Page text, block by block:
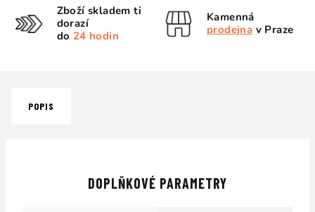
Zboží skladem ti
dorazí
do 24 hodin
Kamenná
prodejna v Praze
POPIS
DOPLŇKOVÉ PARAMETRY